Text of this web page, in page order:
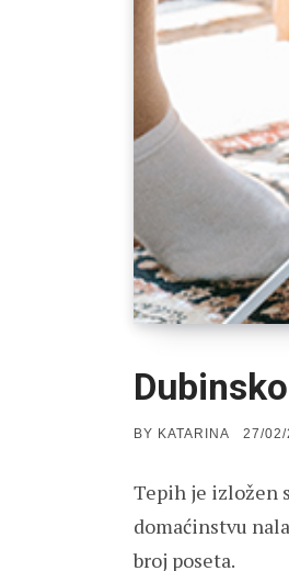
BY KATARINA 27/02/
Tepih je izložen
domaćinstvu
broj poseta.